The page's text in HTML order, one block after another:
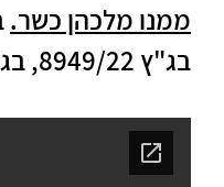
ממנו מלכהן כשר.
בג"ץ 8949/22, בג"ץ 8982/22